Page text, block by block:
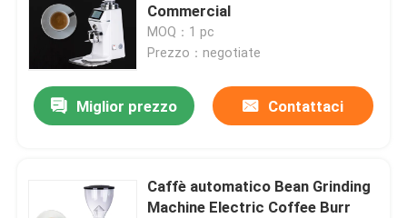
Commercial
MOQ：1 pc
Prezzo：negotiate
Miglior prezzo Contattaci
Caffè automatico Bean Grinding
Machine Electric Coffee Burr